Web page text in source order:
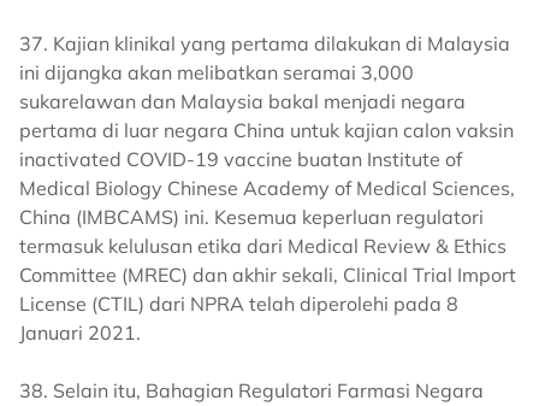
37. Kajian klinikal yang pertama dilakukan di Malaysia
ini dijangka akan melibatkan seramai 3,000
sukarelawan dan Malaysia bakal menjadi negara
pertama di luar negara China untuk kajian calon vaksin
inactivated COVID-19 vaccine buatan Institute of
Medical Biology Chinese Academy of Medical Sciences,
China (IMBCAMS) ini. Kesemua keperluan regulatori
termasuk kelulusan etika dari Medical Review & Ethics
Committee (MREC) dan akhir sekali, Clinical Trial Import
License (CTIL) dari NPRA telah diperolehi pada 8
Januari 2021.
38. Selain itu, Bahagian Regulatori Farmasi Negara